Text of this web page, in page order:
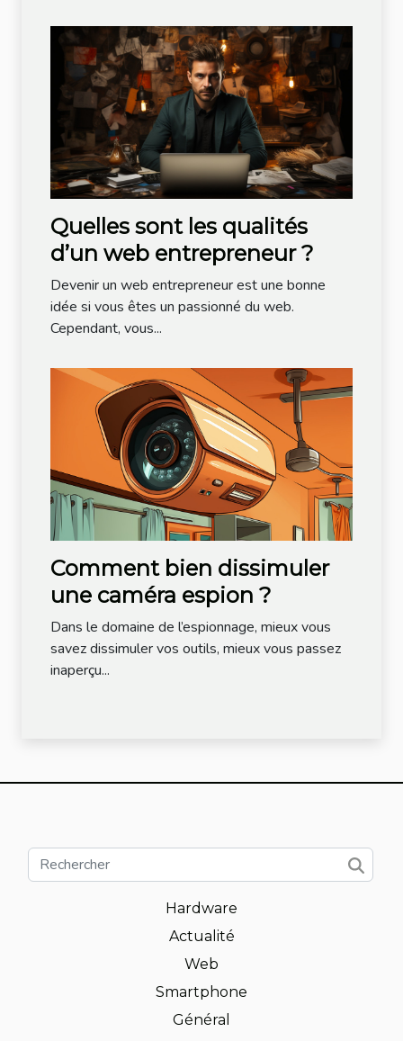
Quelles sont les qualités
d’un web entrepreneur ?
Devenir un web entrepreneur est une bonne
idée si vous êtes un passionné du web.
Cependant, vous...
Comment bien dissimuler
une caméra espion ?
Dans le domaine de l’espionnage, mieux vous
savez dissimuler vos outils, mieux vous passez
inaperçu...
Hardware
Actualité
Web
Smartphone
Général